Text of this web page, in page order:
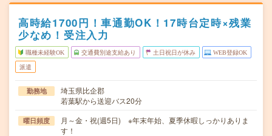
高時給1700円！車通勤OK！17時台定時×残業
少なめ！受注入力
職種未経験OK 交通費別途支給あり 土日祝日が休み WEB登録OK
派遣
勤務地
埼玉県比企郡
若葉駅から送迎バス20分
曜日頻度
月～金・祝(週5日) ※年末年始、夏季休暇しっかりありま
す！